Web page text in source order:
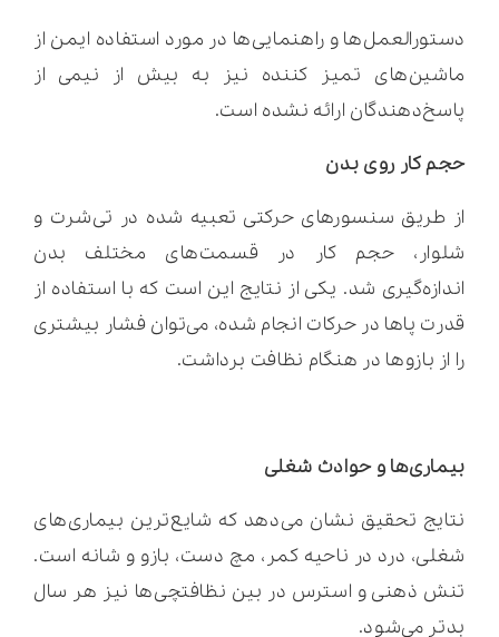
دستورالعمل‌ها و راهنمایی‌‎ها در مورد استفاده ایمن از
ماشین‌های تمیز کننده نیز به بیش از نیمی از
پاسخ‌دهندگان ارائه نشده است.
حجم کار روی بدن
از طریق سنسورهای حرکتی تعبیه شده در تی‌شرت و
شلوار، حجم کار در قسمت‌های مختلف بدن
اندازه‌گیری شد. یکی از نتایج این است که با استفاده از
قدرت پاها در حرکات انجام شده، می‌توان فشار بیشتری
را از بازوها در هنگام نظافت برداشت.
بیماری‌ها و حوادث شغلی
نتایج تحقیق نشان می‌دهد که شایع‌ترین بیماری‌های
شغلی، درد در ناحیه کمر، مچ دست، بازو و شانه است.
تنش ذهنی و استرس در بین نظافتچی‌ها نیز هر سال
بدتر می‌شود.